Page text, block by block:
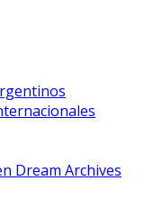
Dream Archives